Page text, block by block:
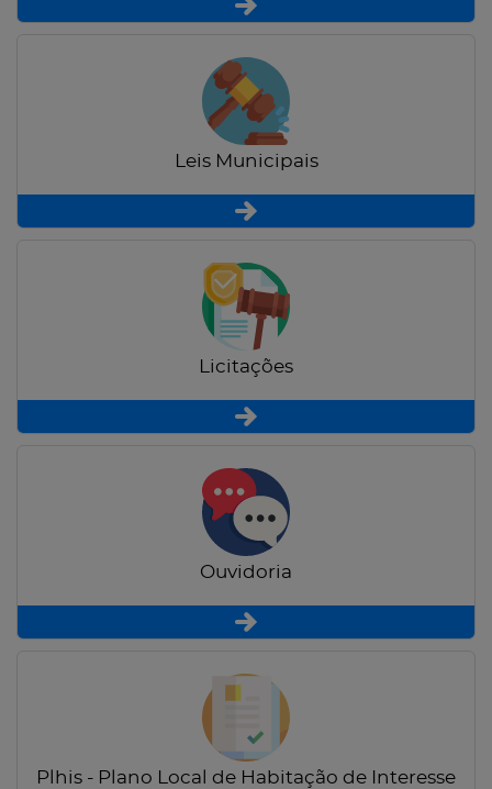
Leis Municipais
Licitações
Ouvidoria
Plhis - Plano Local de Habitação de Interesse